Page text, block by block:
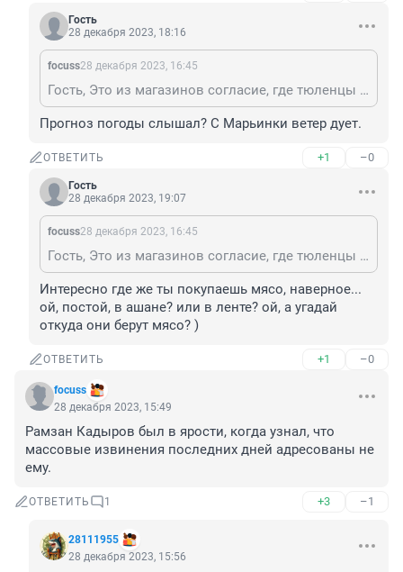
Гость
28 декабря 2023, 18:16
focuss28 декабря 2023, 16:45
Гость, Это из магазинов согласие, где тюленцы массово едят сало.
Прогноз погоды слышал? С Марьинки ветер дует.
ОТВЕТИТЬ +1 –0
Гость
28 декабря 2023, 19:07
focuss28 декабря 2023, 16:45
Гость, Это из магазинов согласие, где тюленцы массово едят сало.
Интересно где же ты покупаешь мясо, наверное...
ой, постой, в ашане? или в ленте? ой, а угадай
откуда они берут мясо? )
ОТВЕТИТЬ +1 –0
focuss
28 декабря 2023, 15:49
Рамзан Кадыров был в ярости, когда узнал, что
массовые извинения последних дней адресованы не
ему.
ОТВЕТИТЬ 1 +3 –1
28111955
28 декабря 2023, 15:56